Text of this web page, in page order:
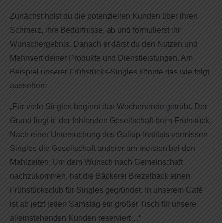
Zunächst holst du die potenziellen Kunden über ihren
Schmerz, ihre Bedürfnisse, ab und formulierst ihr
Wunschergebnis. Danach erklärst du den Nutzen und
Mehrwert deiner Produkte und Dienstleistungen. Am
Beispiel unserer Frühstücks-Singles könnte das wie folgt
aussehen:
„Für viele Singles beginnt das Wochenende getrübt. Der
Grund liegt in der fehlenden Gesellschaft beim Frühstück.
Nach einer Untersuchung des Gallup-Instituts vermissen
Singles die Gesellschaft anderer am meisten bei den
Mahlzeiten. Um dem Wunsch nach Gemeinschaft
nachzukommen, hat die Bäckerei Brezelback einen
Frühstücksclub für Singles gegründet. In unserem Café
ist ab jetzt jeden Samstag ein großer Tisch für unsere
alleinstehenden Kunden reserviert…“